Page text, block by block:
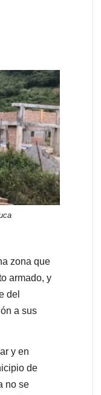
zona que
armado, y
del
a sus
y en
de
no se